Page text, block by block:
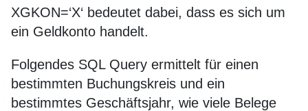
XGKON=‘X‘ bedeutet dabei, dass es sich um
ein Geldkonto handelt.
Folgendes SQL Query ermittelt für einen
bestimmten Buchungskreis und ein
bestimmtes Geschäftsjahr, wie viele Belege